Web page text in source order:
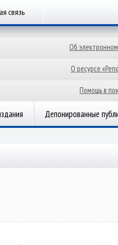
связь
Об
О ресурсе
Помощь в
Депонированные